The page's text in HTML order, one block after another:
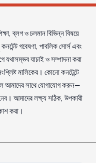
ব্লগ ও চলমান বিভিন্ন বিষয়ে
গবেষণা, পাবলিক সোর্স এবং
যাচাই ও সম্পাদনা করা
মালিকের। কোনো কনটেন্টে
আমাদের সাথে যোগাযোগ করুন—
আমাদের লক্ষ্য সঠিক, উপকারী
করা।